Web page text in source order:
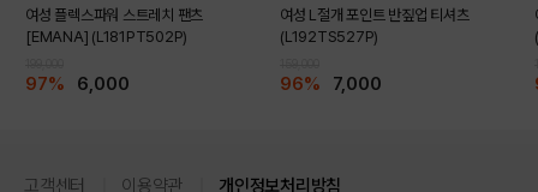
여성 플렉스파워 스트레치 팬츠
[EMANA] (L181PT502P)
97% 6,000
여성 L절개 포인트 반짚업 티셔츠
(L192TS527P)
96% 7,000
고객센터 이용약관 개인정보처리방침